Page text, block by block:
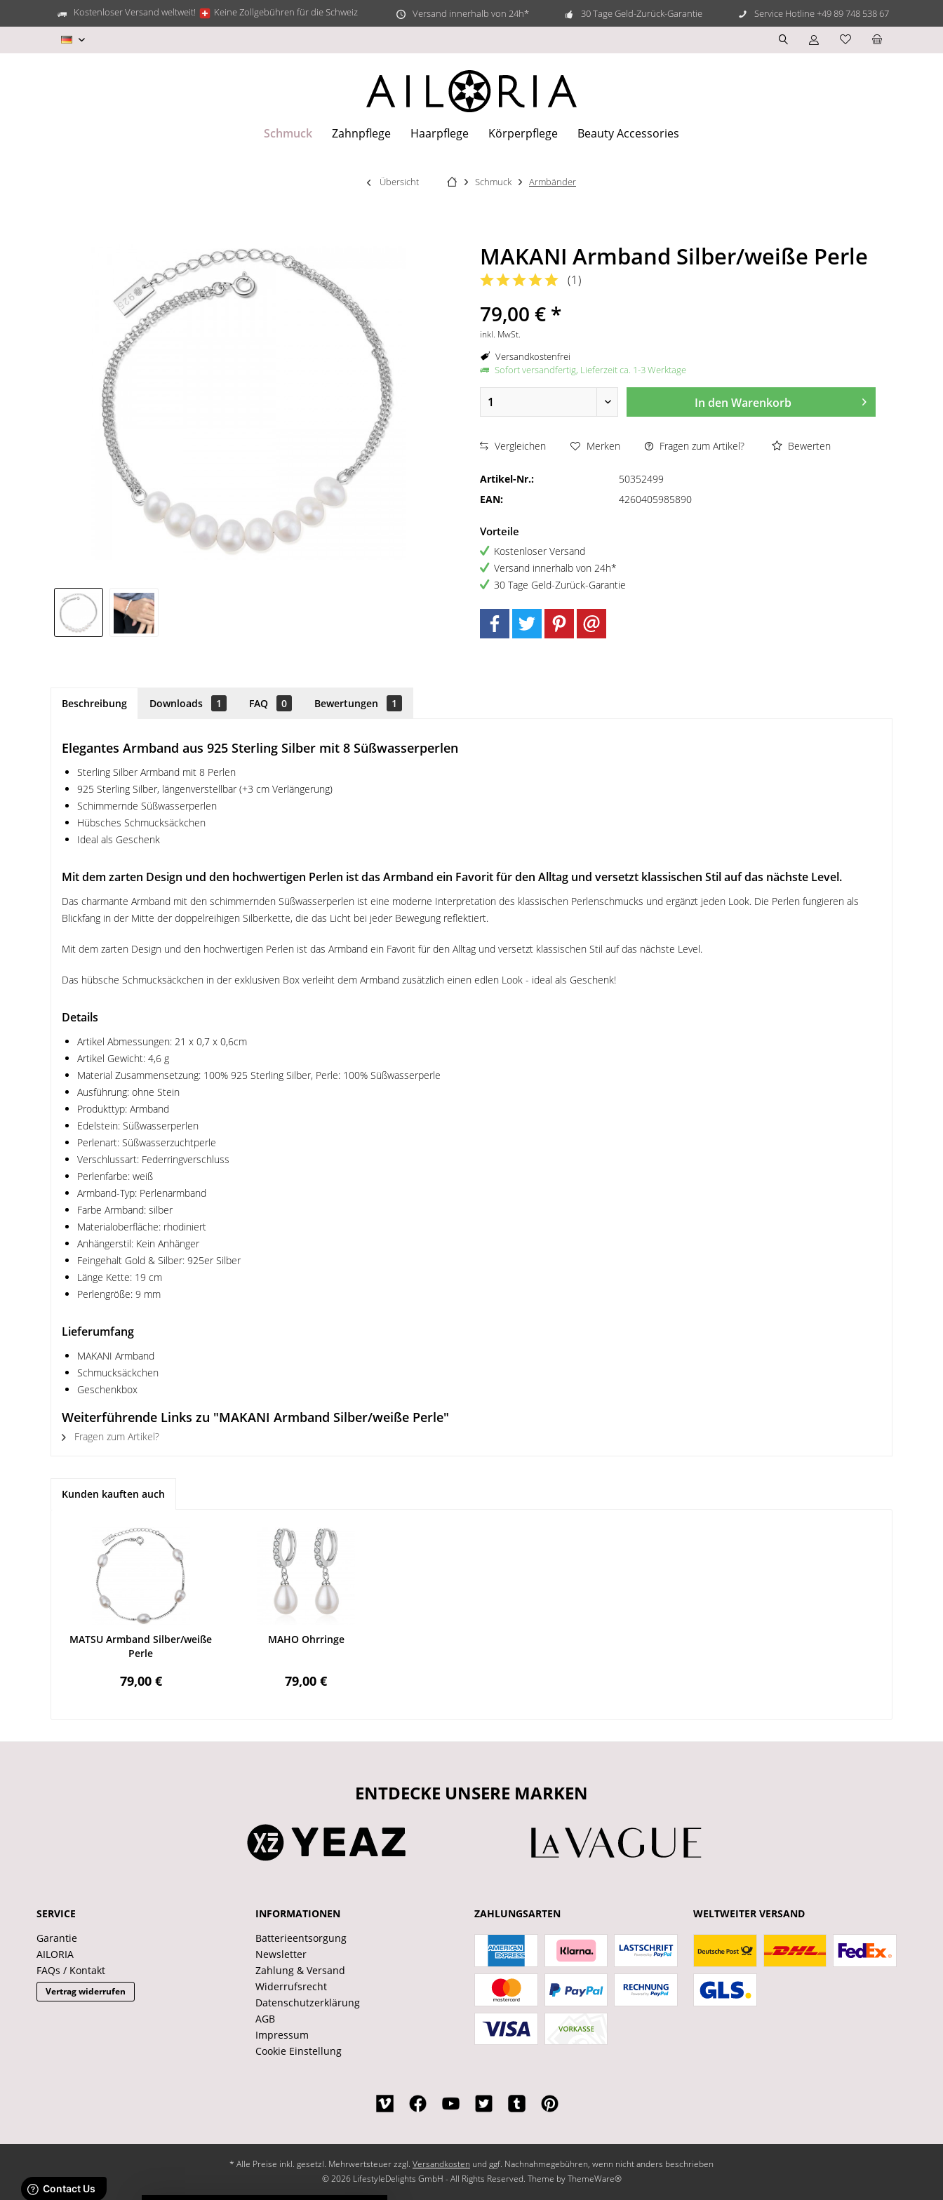
Kostenloser Versand weltweit! Keine Zollgebühren für die Schweiz Versand innerhalb von 24h* 30 Tage Geld-Zurück-Garantie Service Hotline +49 89 748 538 67
Schmuck Zahnpflege Haarpflege Körperpflege Beauty Accessories
Übersicht Schmuck Armbänder
MAKANI Armband Silber/weiße Perle
(1)
79,00 € *
inkl. MwSt.
Versandkostenfrei
Sofort versandfertig, Lieferzeit ca. 1-3 Werktage
In den Warenkorb
Vergleichen Merken Fragen zum Artikel? Bewerten
Artikel-Nr.:
50352499
EAN:
4260405985890
Vorteile
Kostenloser Versand
Versand innerhalb von 24h*
30 Tage Geld-Zurück-Garantie
Beschreibung Downloads 1 FAQ 0 Bewertungen 1
Elegantes Armband aus 925 Sterling Silber mit 8 Süßwasserperlen
Sterling Silber Armband mit 8 Perlen
925 Sterling Silber, längenverstellbar (+3 cm Verlängerung)
Schimmernde Süßwasserperlen
Hübsches Schmucksäckchen
Ideal als Geschenk
Mit dem zarten Design und den hochwertigen Perlen ist das Armband ein Favorit für den Alltag und versetzt klassischen Stil auf das nächste Level.
Das charmante Armband mit den schimmernden Süßwasserperlen ist eine moderne Interpretation des klassischen Perlenschmucks und ergänzt jeden Look. Die Perlen fungieren als
Blickfang in der Mitte der doppelreihigen Silberkette, die das Licht bei jeder Bewegung reflektiert.
Mit dem zarten Design und den hochwertigen Perlen ist das Armband ein Favorit für den Alltag und versetzt klassischen Stil auf das nächste Level.
Das hübsche Schmucksäckchen in der exklusiven Box verleiht dem Armband zusätzlich einen edlen Look - ideal als Geschenk!
Details
Artikel Abmessungen: 21 x 0,7 x 0,6cm
Artikel Gewicht: 4,6 g
Material Zusammensetzung: 100% 925 Sterling Silber, Perle: 100% Süßwasserperle
Ausführung: ohne Stein
Produkttyp: Armband
Edelstein: Süßwasserperlen
Perlenart: Süßwasserzuchtperle
Verschlussart: Federringverschluss
Perlenfarbe: weiß
Armband-Typ: Perlenarmband
Farbe Armband: silber
Materialoberfläche: rhodiniert
Anhängerstil: Kein Anhänger
Feingehalt Gold & Silber: 925er Silber
Länge Kette: 19 cm
Perlengröße: 9 mm
Lieferumfang
MAKANI Armband
Schmucksäckchen
Geschenkbox
Weiterführende Links zu "MAKANI Armband Silber/weiße Perle"
Fragen zum Artikel?
Kunden kauften auch
MATSU Armband Silber/weiße
Perle
79,00 €
MAHO Ohrringe
79,00 €
ENTDECKE UNSERE MARKEN
SERVICE
Garantie
AILORIA
FAQs / Kontakt
Vertrag widerrufen
INFORMATIONEN
Batterieentsorgung
Newsletter
Zahlung & Versand
Widerrufsrecht
Datenschutzerklärung
AGB
Impressum
Cookie Einstellung
ZAHLUNGSARTEN WELTWEITER VERSAND
* Alle Preise inkl. gesetzl. Mehrwertsteuer zzgl. Versandkosten und ggf. Nachnahmegebühren, wenn nicht anders beschrieben
© 2026 LifestyleDelights GmbH - All Rights Reserved. Theme byThemeWare®